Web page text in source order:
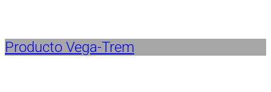
Producto Vega-Trem